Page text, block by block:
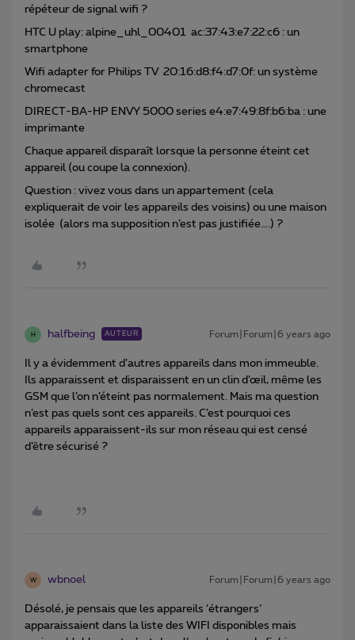
répéteur de signal wifi ?
HTC U play: alpine_uhl_00401 ac:37:43:e7:22:c6 : un
smartphone
Wifi adapter for Philips TV 20:16:d8:f4:d7:0f: un système
chromecast
DIRECT-BA-HP ENVY 5000 series e4:e7:49:8f:b6:ba : une
imprimante
Chaque appareil disparaît lorsque la personne éteint cet
appareil (ou coupe la connexion).
Question : vivez vous dans un appartement (cela
expliquerait de voir les appareils des voisins) ou une maison
isolée (alors ma supposition n’est pas justifiée….) ?
H halfbeing AUTEUR Forum|Forum|6 years ago
Il y a évidemment d’autres appareils dans mon immeuble.
Ils apparaissent et disparaissent en un clin d’œil, même les
GSM que l’on n’éteint pas normalement. Mais ma question
n’est pas quels sont ces appareils. C’est pourquoi ces
appareils apparaissent-ils sur mon réseau qui est censé
d’être sécurisé ?
W wbnoel Forum|Forum|6 years ago
Désolé, je pensais que les appareils ‘étrangers’
apparaissaient dans la liste des WIFI disponibles mais